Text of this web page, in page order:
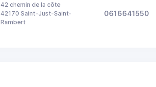
42 chemin de la côte
42170 Saint-Just-Saint-
Rambert
0616641550